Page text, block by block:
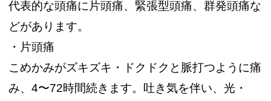
代表的な頭痛に片頭痛、緊張型頭痛、群発頭痛な
どがあります。
・片頭痛
こめかみがズキズキ・ドクドクと脈打つように痛
み、4〜72時間続きます。吐き気を伴い、光・